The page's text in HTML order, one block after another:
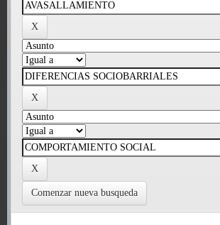
Comenzar nueva busqueda